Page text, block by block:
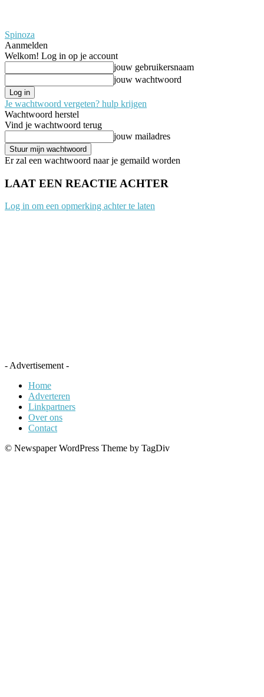
Spinoza
Aanmelden
Welkom! Log in op je account
jouw gebruikersnaam
jouw wachtwoord
Je wachtwoord vergeten? hulp krijgen
Wachtwoord herstel
Vind je wachtwoord terug
jouw mailadres
Er zal een wachtwoord naar je gemaild worden
LAAT EEN REACTIE ACHTER
Log in om een opmerking achter te laten
- Advertisement -
Home
Adverteren
Linkpartners
Over ons
Contact
© Newspaper WordPress Theme by TagDiv